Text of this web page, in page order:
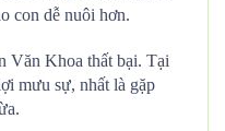
con dễ nuôi hơn.
Văn Khoa thất bại. Tại
mưu sự, nhất là gặp